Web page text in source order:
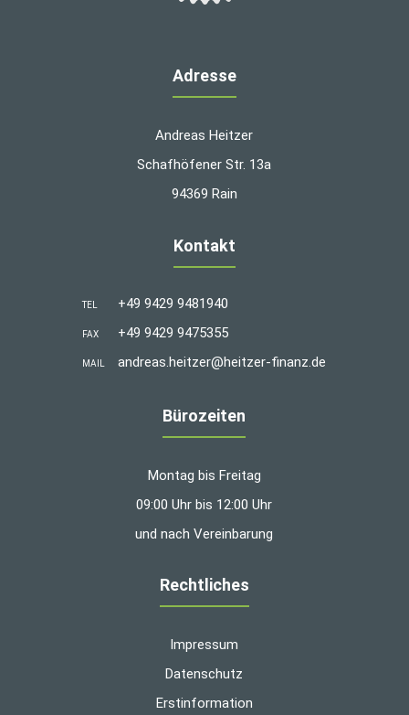
Adresse
Andreas Heitzer
Schafhöfener Str. 13a
94369 Rain
Kontakt
TEL +49 9429 9481940
FAX +49 9429 9475355
MAIL andreas.heitzer@heitzer-finanz.de
Bürozeiten
Montag bis Freitag
09:00 Uhr bis 12:00 Uhr
und nach Vereinbarung
Rechtliches
Impressum
Datenschutz
Erstinformation